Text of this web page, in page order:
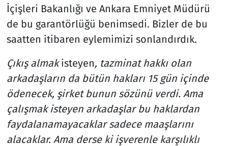
İçişleri Bakanlığı ve Ankara Emniyet Müdürü
de bu garantörlüğü benimsedi. Bizler de bu
saatten itibaren eylemimizi sonlandırdık.
Çıkış almakisteyen, tazminat hakkı olan
arkadaşların da bütün hakları 15 gün içinde
ödenecek, şirket bunun sözünü verdi. Ama
çalışmak isteyen arkadaşlar bu haklardan
faydalanamayacaklar sadece maaşlarını
alacaklar. Ama derse ki işverenle karşılıklı